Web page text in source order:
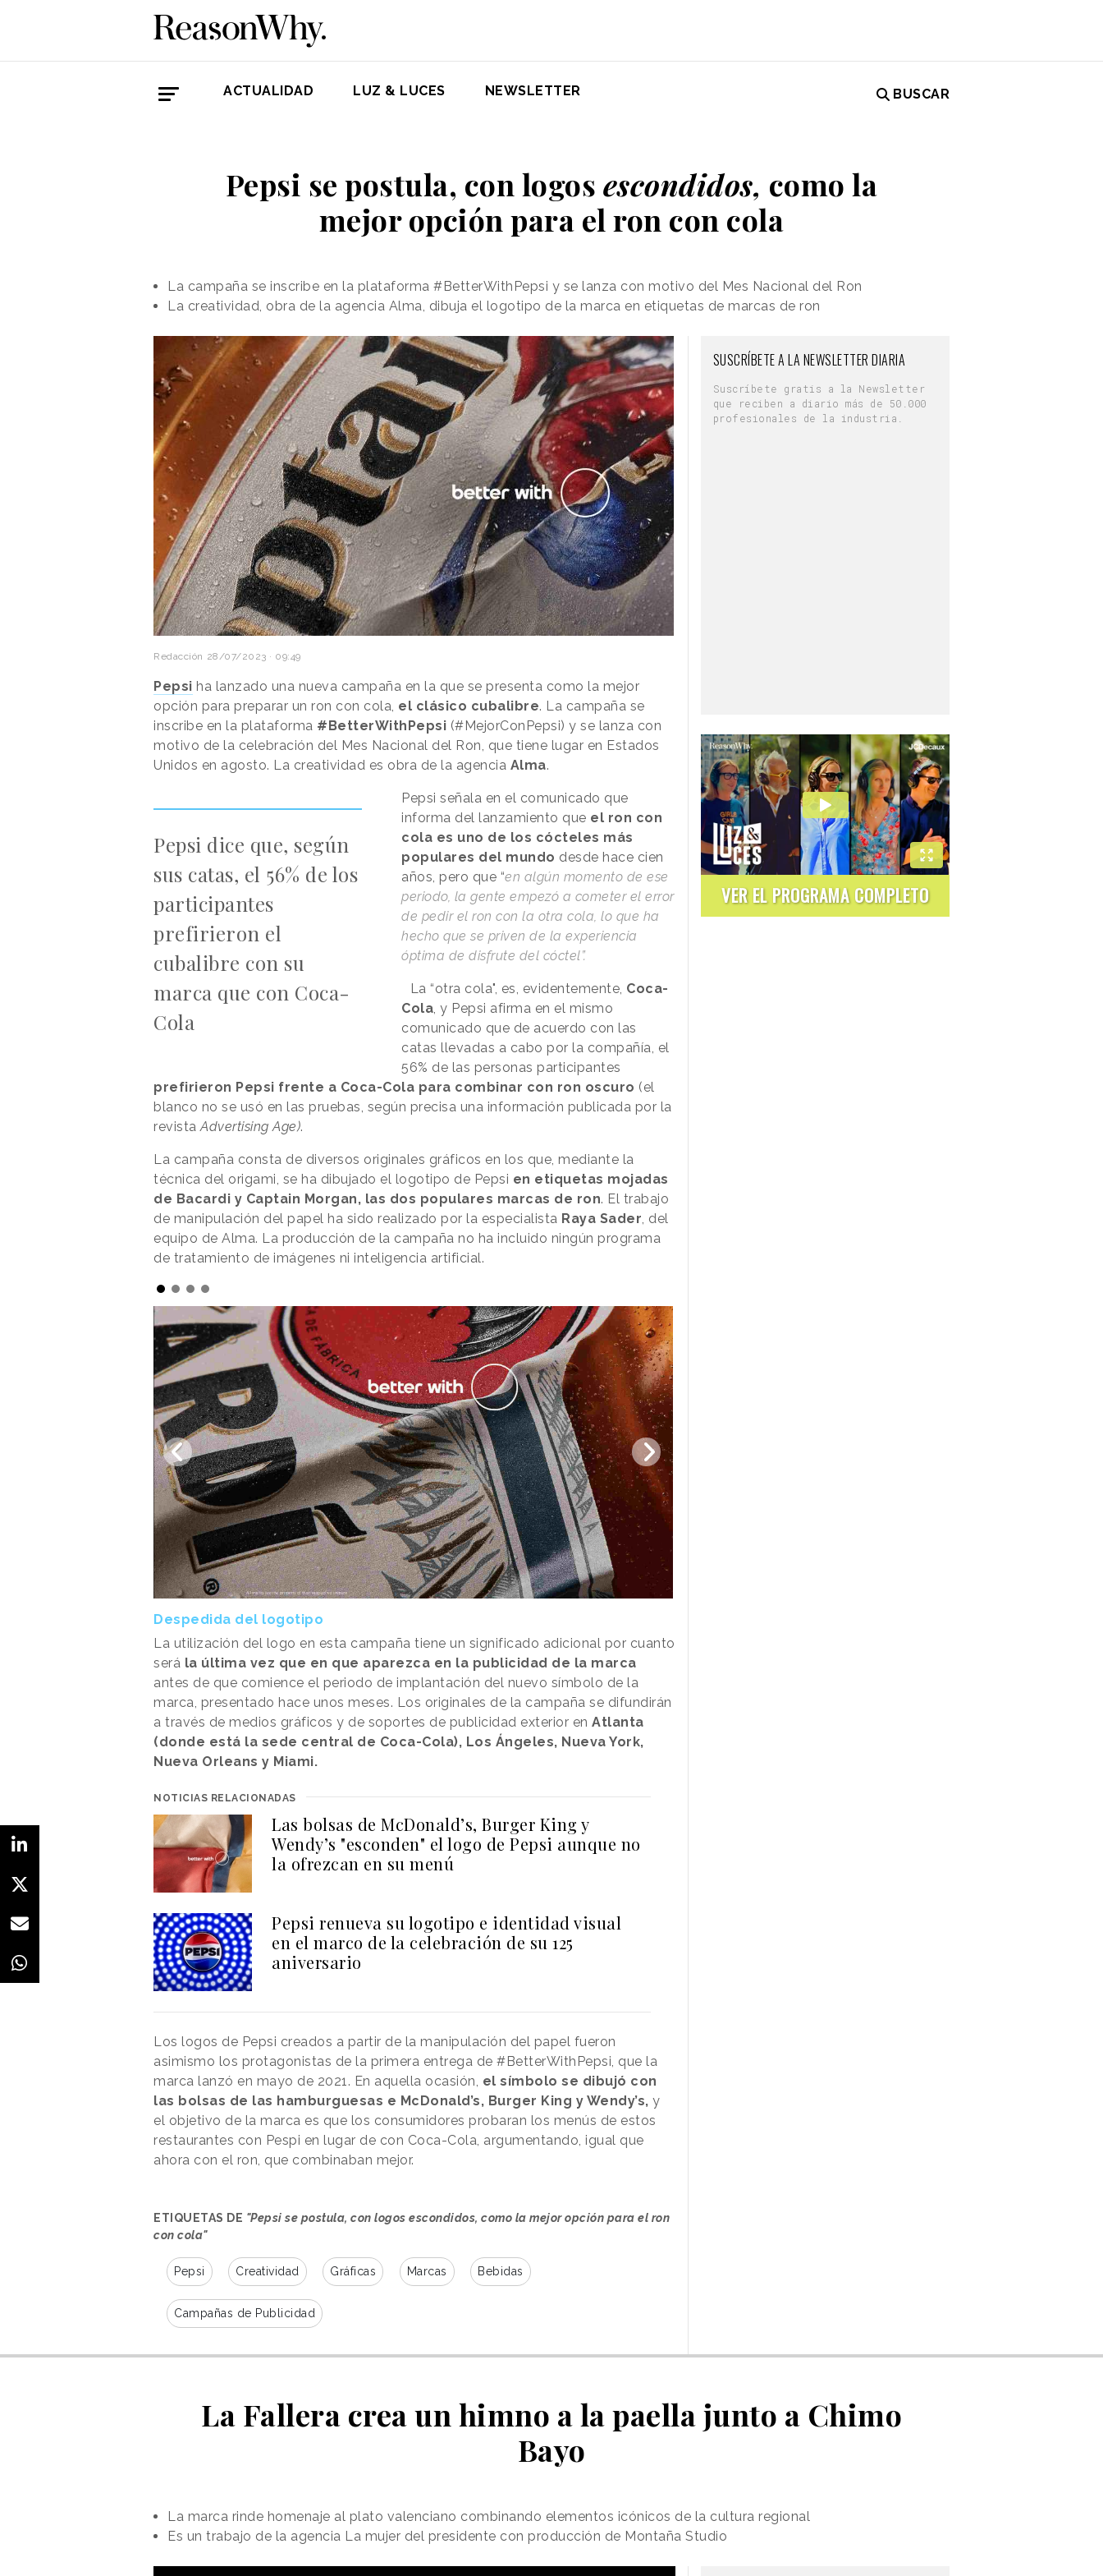
ACTUALIDAD LUZ & LUCES NEWSLETTER BUSCAR
Pepsi se postula, con logos escondidos, como la
mejor opción para el ron con cola
La campaña se inscribe en la plataforma #BetterWithPepsi y se lanza con motivo del Mes Nacional del Ron
La creatividad, obra de la agencia Alma, dibuja el logotipo de la marca en etiquetas de marcas de ron
Redacción 28/07/2023 · 09:49
Pepsi ha lanzado una nueva campaña en la que se presenta como la mejor
opción para preparar un ron con cola, el clásico cubalibre. La campaña se
inscribe en la plataforma #BetterWithPepsi (#MejorConPepsi) y se lanza con
motivo de la celebración del Mes Nacional del Ron, que tiene lugar en Estados
Unidos en agosto. La creatividad es obra de la agencia Alma.
Pepsi dice que, según
sus catas, el 56% de los
participantes
prefirieron el
cubalibre con su
marca que con Coca-
Cola
Pepsi señala en el comunicado que
informa del lanzamiento que el ron con
cola es uno de los cócteles más
populares del mundo desde hace cien
años, pero que “en algún momento de ese
periodo, la gente empezó a cometer el error
de pedir el ron con la otra cola, lo que ha
hecho que se priven de la experiencia
óptima de disfrute del cóctel”.
La “otra cola", es, evidentemente, Coca-
Cola , y Pepsi afirma en el mismo
comunicado que de acuerdo con las
catas llevadas a cabo por la compañía, el
56% de las personas participantes
prefirieron Pepsi frente a Coca-Cola para combinar con ron oscuro (el
blanco no se usó en las pruebas, según precisa una información publicada por la
revista Advertising Age).
La campaña consta de diversos originales gráficos en los que, mediante la
técnica del origami, se ha dibujado el logotipo de Pepsi en etiquetas mojadas
de Bacardi y Captain Morgan, las dos populares marcas de ron. El trabajo
de manipulación del papel ha sido realizado por la especialista Raya Sader , del
equipo de Alma. La producción de la campaña no ha incluido ningún programa
de tratamiento de imágenes ni inteligencia artificial.
Despedida del logotipo
La utilización del logo en esta campaña tiene un significado adicional por cuanto
será la última vez que en que aparezca en la publicidad de la marca
antes de que comience el periodo de implantación del nuevo símbolo de la
marca, presentado hace unos meses. Los originales de la campaña se difundirán
a través de medios gráficos y de soportes de publicidad exterior en Atlanta
(donde está la sede central de Coca-Cola), Los Ángeles, Nueva York,
Nueva Orleans y Miami.
NOTICIAS RELACIONADAS
Las bolsas de McDonald’s, Burger King y
Wendy’s "esconden" el logo de Pepsi aunque no
la ofrezcan en su menú
Pepsi renueva su logotipo e identidad visual
en el marco de la celebración de su 125
aniversario
Los logos de Pepsi creados a partir de la manipulación del papel fueron
asimismo los protagonistas de la primera entrega de #BetterWithPepsi, que la
marca lanzó en mayo de 2021. En aquella ocasión, el símbolo se dibujó con
las bolsas de las hamburguesas e McDonald’s, Burger King y Wendy’s, y
el objetivo de la marca es que los consumidores probaran los menús de estos
restaurantes con Pespi en lugar de con Coca-Cola, argumentando, igual que
ahora con el ron, que combinaban mejor.
ETIQUETAS DE "Pepsi se postula, con logos escondidos, como la mejor opción para el ron
con cola"
Pepsi Creatividad Gráficas Marcas Bebidas
Campañas de Publicidad
SUSCRÍBETE A LA NEWSLETTER DIARIA
Suscríbete gratis a la Newsletter
que reciben a diario más de 50.000
profesionales de la industria.
VER EL PROGRAMA COMPLETO
La Fallera crea un himno a la paella junto a Chimo
Bayo
La marca rinde homenaje al plato valenciano combinando elementos icónicos de la cultura regional
Es un trabajo de la agencia La mujer del presidente con producción de Montaña Studio